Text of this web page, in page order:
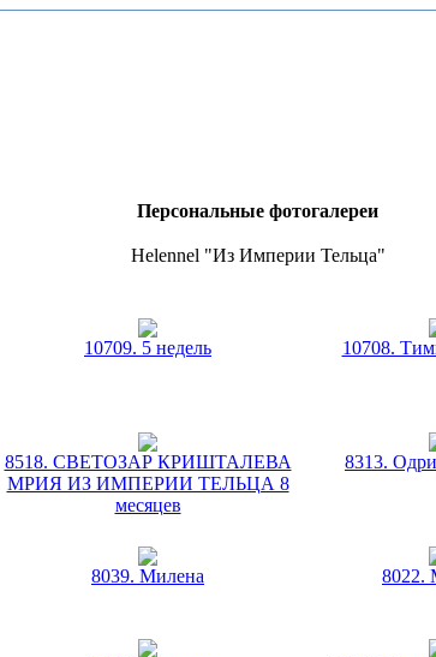
Персональные фотогалереи
Helennel "Из Империи Тельца"
10709. 5 недель 10708.
8518. СВЕТОЗАР КРИШТАЛЕВА
МРИЯ ИЗ ИМПЕРИИ ТЕЛЬЦА 8
месяцев
8313.
8039. Милена 8022.